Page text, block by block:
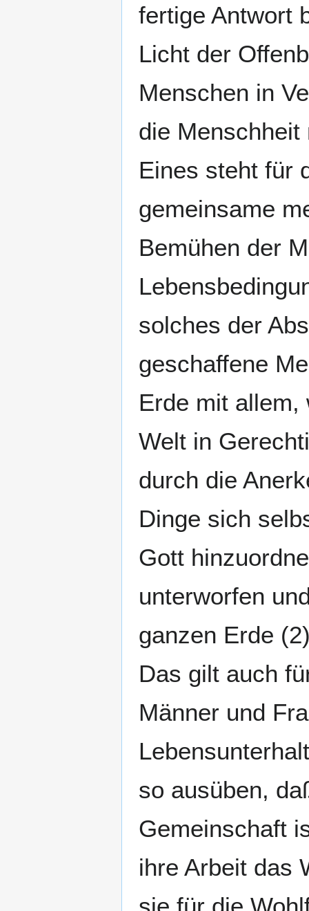
fertige Antwort
Licht der
Menschen in
die
Eines steht für
gemeinsame
Bemühen der
solches der
geschaffene
Erde mit allem,
Welt in
durch die
Dinge sich
Gott
unterworfen
ganzen Erde
Das gilt auch
Männer und
so ausüben,
Gemeinschaft
ihre Arbeit das
sie für die